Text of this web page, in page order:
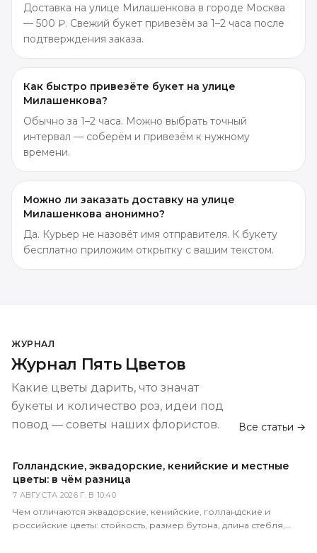
Доставка на улице Милашенкова в городе Москва
— 500 ₽. Свежий букет привезём за 1–2 часа после
подтверждения заказа.
Как быстро привезёте букет на улице
Милашенкова?
Обычно за 1–2 часа. Можно выбрать точный
интервал — соберём и привезём к нужному
времени.
Можно ли заказать доставку на улице
Милашенкова анонимно?
Да. Курьер не назовёт имя отправителя. К букету
бесплатно приложим открытку с вашим текстом.
ЖУРНАЛ
Журнал Пять Цветов
Какие цветы дарить, что значат
букеты и количество роз, идеи под
повод — советы наших флористов.
Все статьи →
Голландские, эквадорские, кенийские и местные
цветы: в чём разница
7 АВГУСТА 2026 Г. В 10:40
Чем отличаются эквадорские, кенийские, голландские и
российские цветы: стойкость, размер бутона, длина стебля,